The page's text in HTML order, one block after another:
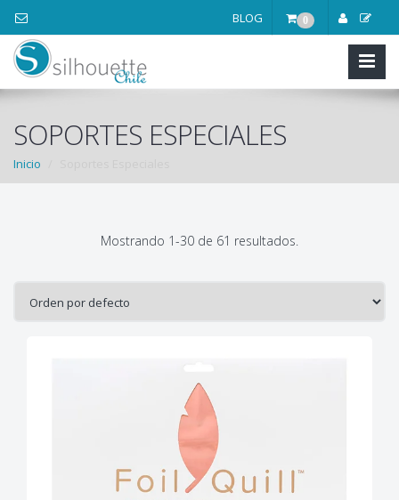
0
BLOG
SOPORTES ESPECIALES
Inicio
Mostrando 1-30 de 61 resultados.